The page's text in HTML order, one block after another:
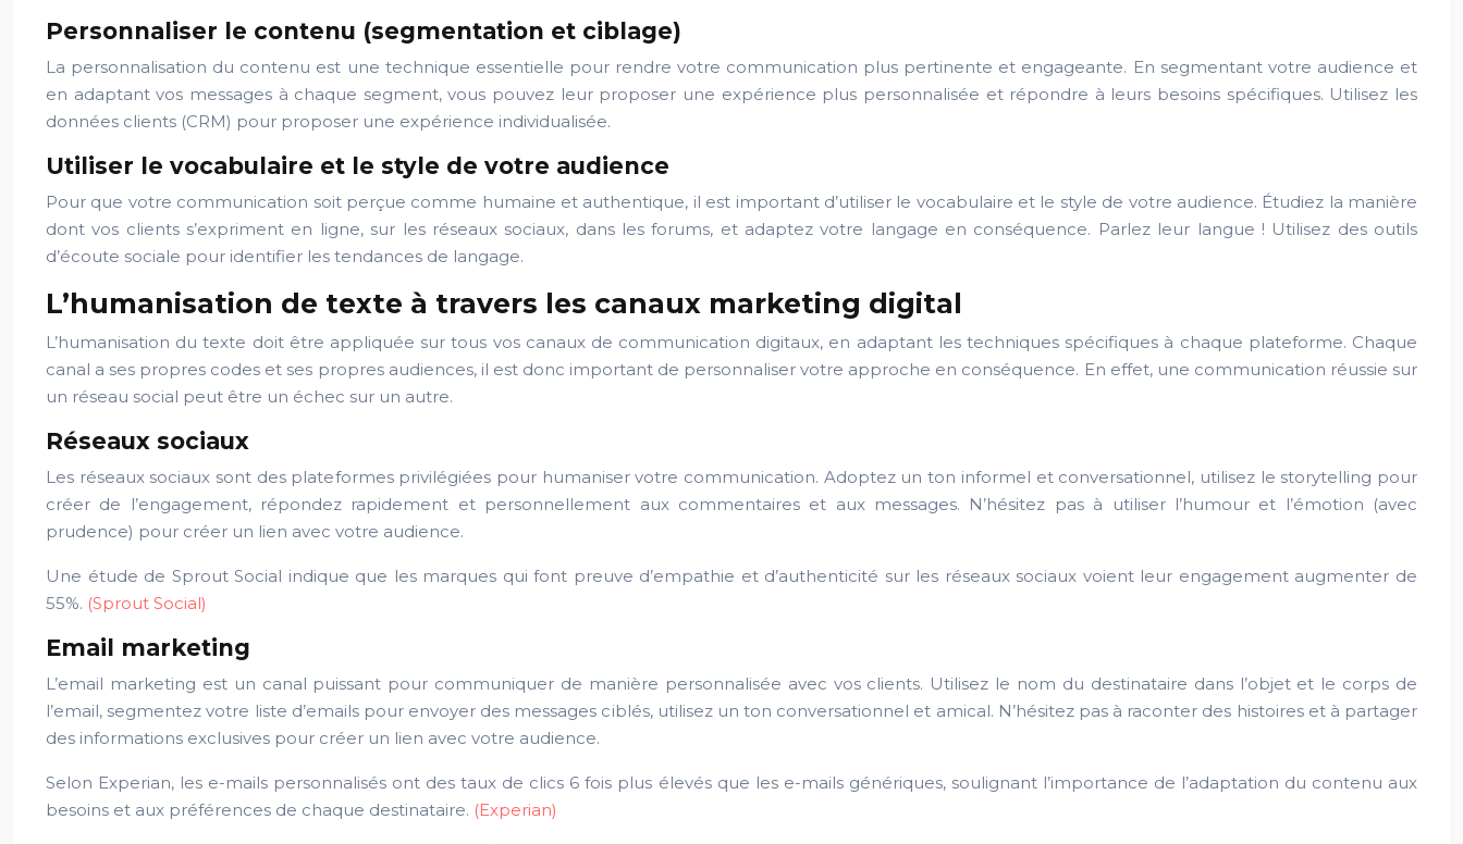
Personnaliser le contenu (segmentation et ciblage)
La personnalisation du contenu est une technique essentielle pour rendre votre communication plus pertinente et engageante. En segmentant votre audience et
en adaptant vos messages à chaque segment, vous pouvez leur proposer une expérience plus personnalisée et répondre à leurs besoins spécifiques. Utilisez les
données clients (CRM) pour proposer une expérience individualisée.
Utiliser le vocabulaire et le style de votre audience
Pour que votre communication soit perçue comme humaine et authentique, il est important d’utiliser le vocabulaire et le style de votre audience. Étudiez la manière
dont vos clients s’expriment en ligne, sur les réseaux sociaux, dans les forums, et adaptez votre langage en conséquence. Parlez leur langue ! Utilisez des outils
d’écoute sociale pour identifier les tendances de langage.
L’humanisation de texte à travers les canaux marketing digital
L’humanisation du texte doit être appliquée sur tous vos canaux de communication digitaux, en adaptant les techniques spécifiques à chaque plateforme. Chaque
canal a ses propres codes et ses propres audiences, il est donc important de personnaliser votre approche en conséquence. En effet, une communication réussie sur
un réseau social peut être un échec sur un autre.
Réseaux sociaux
Les réseaux sociaux sont des plateformes privilégiées pour humaniser votre communication. Adoptez un ton informel et conversationnel, utilisez le storytelling pour
créer de l’engagement, répondez rapidement et personnellement aux commentaires et aux messages. N’hésitez pas à utiliser l’humour et l’émotion (avec
prudence) pour créer un lien avec votre audience.
Une étude de Sprout Social indique que les marques qui font preuve d’empathie et d’authenticité sur les réseaux sociaux voient leur engagement augmenter de
55%. (Sprout Social)
Email marketing
L’email marketing est un canal puissant pour communiquer de manière personnalisée avec vos clients. Utilisez le nom du destinataire dans l’objet et le corps de
l’email, segmentez votre liste d’emails pour envoyer des messages ciblés, utilisez un ton conversationnel et amical. N’hésitez pas à raconter des histoires et à partager
des informations exclusives pour créer un lien avec votre audience.
Selon Experian, les e-mails personnalisés ont des taux de clics 6 fois plus élevés que les e-mails génériques, soulignant l’importance de l’adaptation du contenu aux
besoins et aux préférences de chaque destinataire. (Experian)